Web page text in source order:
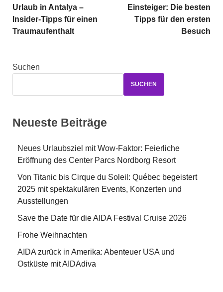
Urlaub in Antalya –
Insider-Tipps für einen
Traumaufenthalt
Einsteiger: Die besten
Tipps für den ersten
Besuch
Suchen
SUCHEN
Neueste Beiträge
Neues Urlaubsziel mit Wow-Faktor: Feierliche
Eröffnung des Center Parcs Nordborg Resort
Von Titanic bis Cirque du Soleil: Québec begeistert
2025 mit spektakulären Events, Konzerten und
Ausstellungen
Save the Date für die AIDA Festival Cruise 2026
Frohe Weihnachten
AIDA zurück in Amerika: Abenteuer USA und
Ostküste mit AIDAdiva